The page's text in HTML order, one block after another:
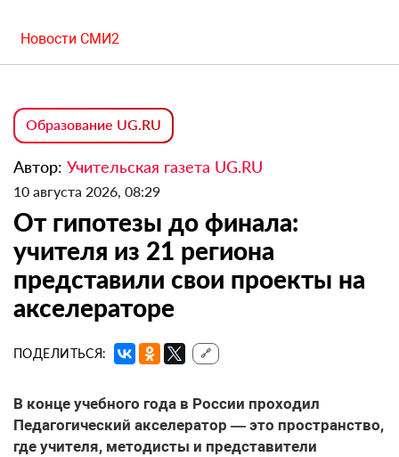
Новости СМИ2
Образование UG.RU
Автор: Учительская газета UG.RU
10 августа 2026, 08:29
От гипотезы до финала:
учителя из 21 региона
представили свои проекты на
акселераторе
ПОДЕЛИТЬСЯ: 🔗
В конце учебного года в России проходил
Педагогический акселератор — это пространство,
где учителя, методисты и представители